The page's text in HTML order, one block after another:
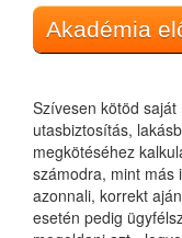
Akadémia
Szívesen kötöd
utasbiztosítás,
megkötéséhez
számodra, mint más
azonnali, korrekt
esetén pedig